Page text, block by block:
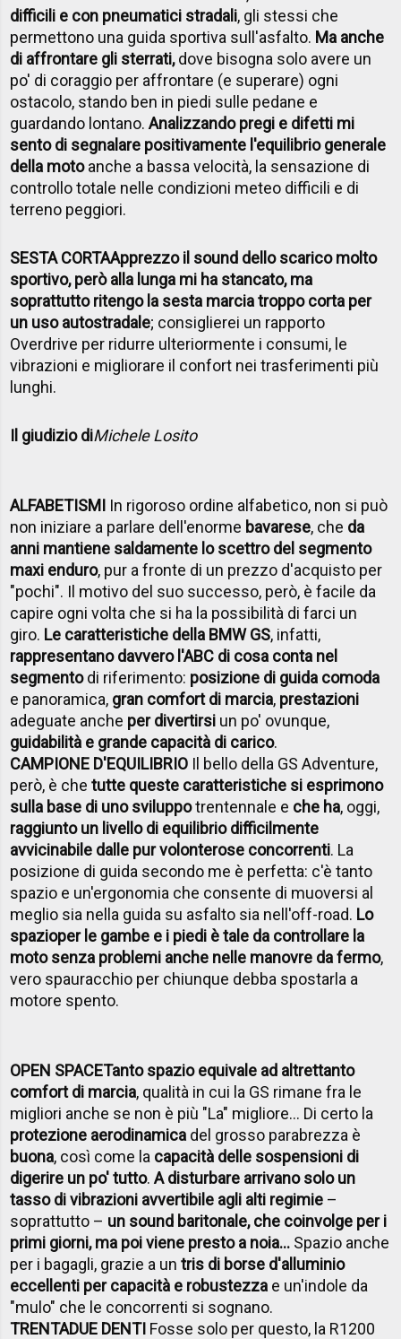
difficili e con pneumatici stradali, gli stessi che
permettono una guida sportiva sull'asfalto. Ma anche
di affrontare gli sterrati,dove bisogna solo avere un
po' di coraggio per affrontare (e superare) ogni
ostacolo, stando ben in piedi sulle pedane e
guardando lontano.Analizzando pregi e difetti mi
sento di segnalare positivamente l'equilibrio generale
della motoanche a bassa velocità, la sensazione di
controllo totale nelle condizioni meteo difficili e di
terreno peggiori.
SESTA CORTAApprezzo il sound dello scarico molto
sportivo, però alla lunga mi ha stancato, ma
soprattutto ritengo la sesta marcia troppo corta per
un uso autostradale; consiglierei un rapporto
Overdrive per ridurre ulteriormente i consumi, le
vibrazioni e migliorare il confort nei trasferimenti più
lunghi.
Il giudizio diMichele Losito
ALFABETISMI In rigoroso ordine alfabetico, non si può
non iniziare a parlare dell'enorme bavarese, che da
anni mantiene saldamente lo scettro del segmento
maxi enduro, pur a fronte di un prezzo d'acquisto per
"pochi". Il motivo del suo successo, però, è facile da
capire ogni volta che si ha la possibilità di farci un
giro. Le caratteristiche della BMW GS, infatti,
rappresentano davvero l'ABC di cosa conta nel
segmentodi riferimento: posizione di guida comoda
e panoramica, gran comfort di marcia, prestazioni
adeguate anche per divertirsi un po' ovunque,
guidabilità e grande capacità di carico.
CAMPIONE D'EQUILIBRIO Il bello della GS Adventure,
però, è chetutte queste caratteristiche si esprimono
sulla base di uno sviluppotrentennale e che ha, oggi,
raggiunto un livello di equilibrio difficilmente
avvicinabile dalle pur volonterose concorrenti. La
posizione di guida secondo me è perfetta: c'è tanto
spazio e un'ergonomia che consente di muoversi al
meglio sia nella guida su asfalto sia nell'off-road. Lo
spazioper le gambe e i piedi è tale da controllare la
moto senza problemi anche nelle manovre da fermo,
vero spauracchio per chiunque debba spostarla a
motore spento.
OPEN SPACETanto spazio equivale ad altrettanto
comfort di marcia, qualità in cui la GS rimane fra le
migliori anche se non è più "La" migliore… Di certo la
protezione aerodinamica del grosso parabrezza è
buona, così come la capacità delle sospensioni di
digerire un po' tutto.A disturbare arrivano solo un
tasso di vibrazioni avvertibile agli alti regimie –
soprattutto – un sound baritonale, che coinvolge per i
primi giorni, ma poi viene presto a noia… Spazio anche
per i bagagli, grazie a untris di borse d'alluminio
eccellenti per capacità e robustezza e un'indole da
"mulo" che le concorrenti si sognano.
TRENTADUE DENTI Fosse solo per questo, la R1200